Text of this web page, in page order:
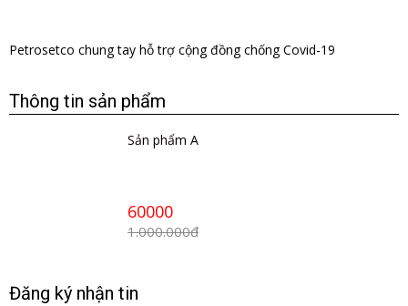
​Petrosetco chung tay hỗ trợ cộng đồng chống Covid-19
Thông tin sản phẩm
Sản phẩm A
60000
1.000.000đ
Đăng ký nhận tin